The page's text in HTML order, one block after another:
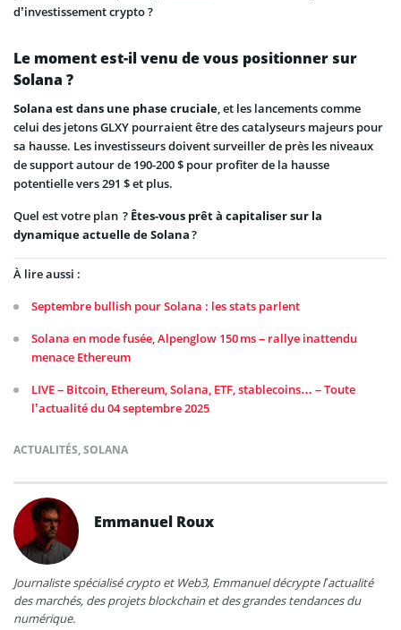
d’investissement crypto ?
Le moment est-il venu de vous positionner sur
Solana ?
Solana est dans une phase cruciale, et les lancements comme
celui des jetons GLXY pourraient être des catalyseurs majeurs pour
sa hausse. Les investisseurs doivent surveiller de près les niveaux
de support autour de 190-200 $ pour profiter de la hausse
potentielle vers 291 $ et plus.
Quel est votre plan ? Êtes-vous prêt à capitaliser sur la
dynamique actuelle de Solana?
À lire aussi :
Septembre bullish pour Solana : les stats parlent
Solana en mode fusée, Alpenglow 150 ms – rallye inattendu
menace Ethereum
LIVE – Bitcoin, Ethereum, Solana, ETF, stablecoins… – Toute
l’actualité du 04 septembre 2025
ACTUALITÉS,SOLANA
Emmanuel Roux
Journaliste spécialisé crypto et Web3, Emmanuel décrypte l’actualité
des marchés, des projets blockchain et des grandes tendances du
numérique.